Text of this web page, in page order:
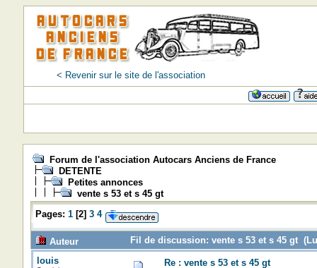
< Revenir sur le site de l'association
Forum de l'association Autocars Anciens de France
DETENTE
Petites annonces
vente s 53 et s 45 gt
Pages: 1[2] 3 4
Auteur
Fil de discussion: vente s 53 et s 45 gt
louis
Re : vente s 53 et s 45 gt